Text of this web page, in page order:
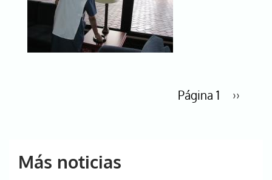
Página 1 ››
Más noticias